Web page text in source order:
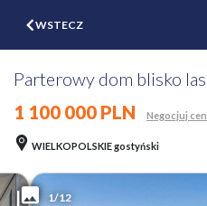
WSTECZ
Parterowy dom blisko
1 100 000 PLN
Negocjuj
WIELKOPOLSKIE gostyński
1/12